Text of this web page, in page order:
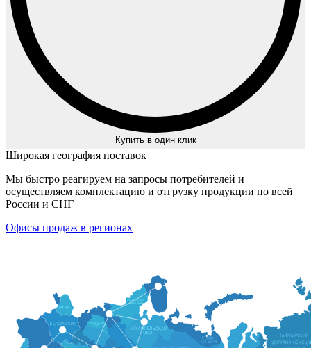
Купить в один клик
Широкая география поставок
Мы быстро реагируем на запросы потребителей и
осуществляем комплектацию и отгрузку продукции по всей
России и СНГ
Офисы продаж в регионах